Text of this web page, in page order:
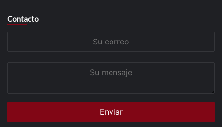
Contacto